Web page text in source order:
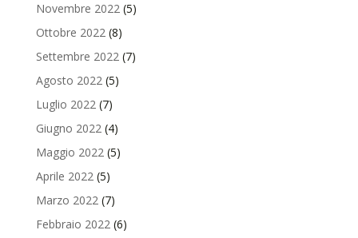
Novembre 2022(5)
Ottobre 2022(8)
Settembre 2022(7)
Agosto 2022(5)
Luglio 2022(7)
Giugno 2022(4)
Maggio 2022(5)
Aprile 2022(5)
Marzo 2022(7)
Febbraio 2022(6)